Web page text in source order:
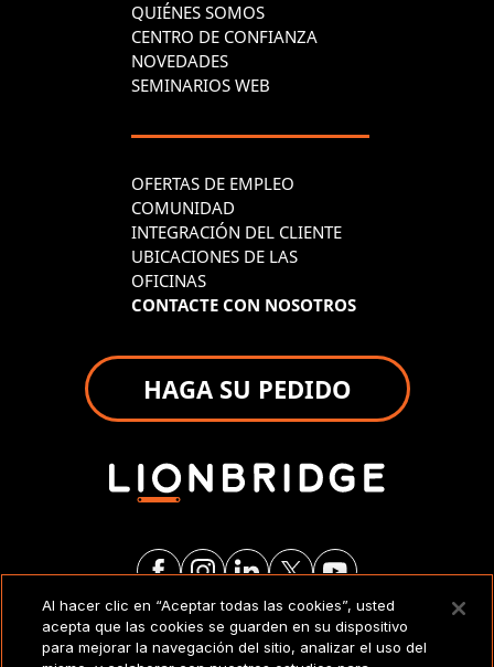
QUIÉNES SOMOS
CENTRO DE CONFIANZA
NOVEDADES
SEMINARIOS WEB
OFERTAS DE EMPLEO
COMUNIDAD
INTEGRACIÓN DEL CLIENTE
UBICACIONES DE LAS
OFICINAS
CONTACTE CON NOSOTROS
HAGA SU PEDIDO
AVISO LEGAL
Al hacer clic en “Aceptar todas las cookies”, usted
acepta que las cookies se guarden en su dispositivo
para mejorar la navegación del sitio, analizar el uso del